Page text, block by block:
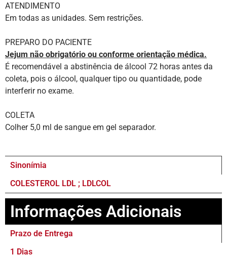
ATENDIMENTO
Em todas as unidades. Sem restrições.
PREPARO DO PACIENTE
Jejum não obrigatório ou conforme orientação médica.
É recomendável a abstinência de álcool 72 horas antes da
coleta, pois o álcool, qualquer tipo ou quantidade, pode
interferir no exame.
COLETA
Colher 5,0 ml de sangue em gel separador.
Sinonímia
COLESTEROL LDL ; LDLCOL
Informações Adicionais
Prazo de Entrega
1 Dias